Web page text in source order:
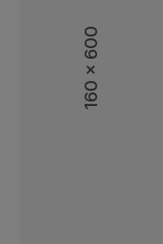
160 x 600
160 x 600